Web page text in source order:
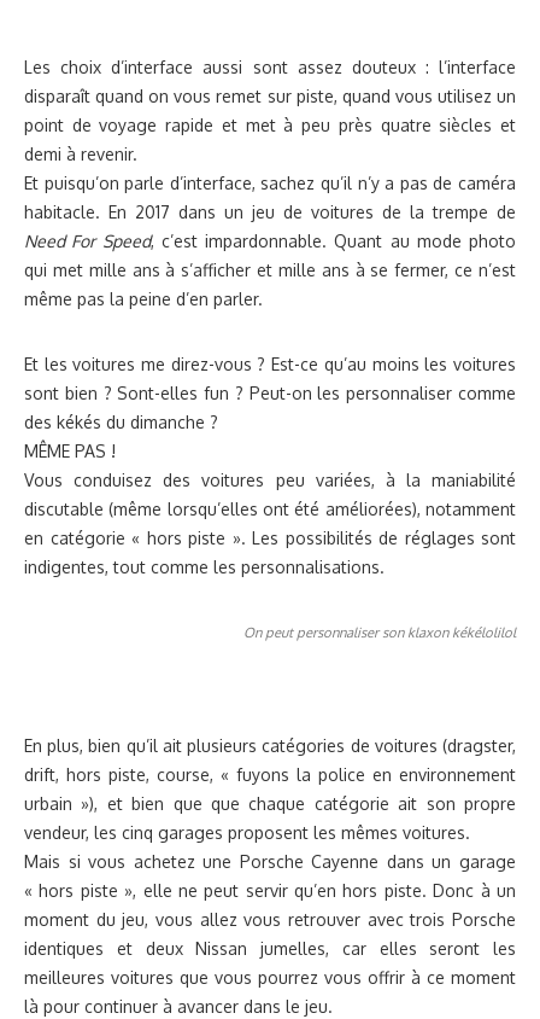
Les choix d’interface aussi sont assez douteux : l’interface
disparaît quand on vous remet sur piste, quand vous utilisez un
point de voyage rapide et met à peu près quatre siècles et
demi à revenir.
Et puisqu’on parle d’interface, sachez qu’il n’y a pas de caméra
habitacle. En 2017 dans un jeu de voitures de la trempe de
Need For Speed, c’est impardonnable. Quant au mode photo
qui met mille ans à s’afficher et mille ans à se fermer, ce n’est
même pas la peine d’en parler.
Et les voitures me direz-vous ? Est-ce qu’au moins les voitures
sont bien ? Sont-elles fun ? Peut-on les personnaliser comme
des kékés du dimanche ?
MÊME PAS !
Vous conduisez des voitures peu variées, à la maniabilité
discutable (même lorsqu’elles ont été améliorées), notamment
en catégorie « hors piste ». Les possibilités de réglages sont
indigentes, tout comme les personnalisations.
On peut personnaliser son klaxon kékélolilol
En plus, bien qu’il ait plusieurs catégories de voitures (dragster,
drift, hors piste, course, « fuyons la police en environnement
urbain »), et bien que que chaque catégorie ait son propre
vendeur, les cinq garages proposent les mêmes voitures.
Mais si vous achetez une Porsche Cayenne dans un garage
« hors piste », elle ne peut servir qu’en hors piste. Donc à un
moment du jeu, vous allez vous retrouver avec trois Porsche
identiques et deux Nissan jumelles, car elles seront les
meilleures voitures que vous pourrez vous offrir à ce moment
là pour continuer à avancer dans le jeu.